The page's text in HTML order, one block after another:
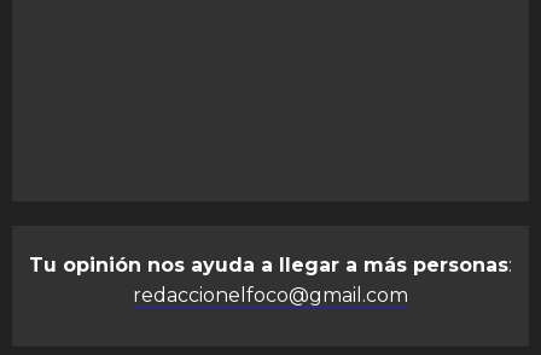
Tu opinión nos ayuda a llegar a más personas:
redaccionelfoco@gmail.com